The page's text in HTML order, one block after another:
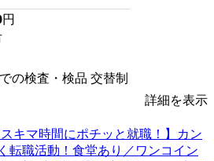
円
の検査・検品 交替制
詳細を表示